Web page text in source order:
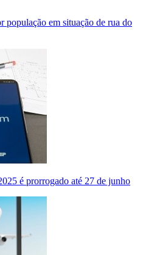
população em situação de rua do
é prorrogado até 27 de junho